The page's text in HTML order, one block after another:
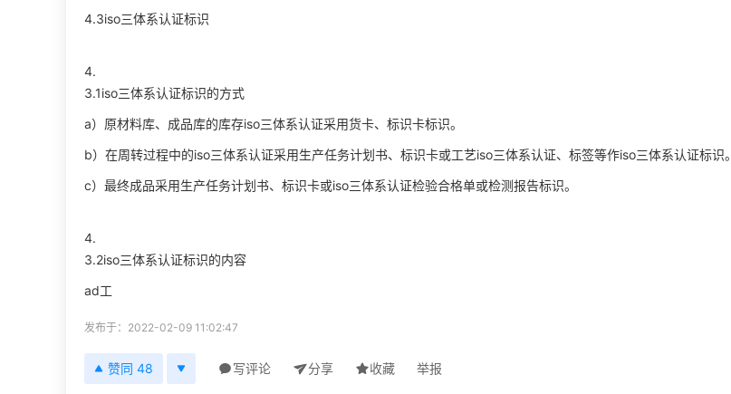
4.3iso三体系认证标识
4.
3.1iso三体系认证标识的方式
a）原材料库、成品库的库存iso三体系认证采用货卡、标识卡标识。
b）在周转过程中的iso三体系认证采用生产任务计划书、标识卡或工艺iso三体系认证、标签等作iso三体系认证标识。
c）最终成品采用生产任务计划书、标识卡或iso三体系认证检验合格单或检测报告标识。
4.
3.2iso三体系认证标识的内容
ad工
发布于：2022-02-09 11:02:47
赞同 48 写评论 分享 收藏 举报